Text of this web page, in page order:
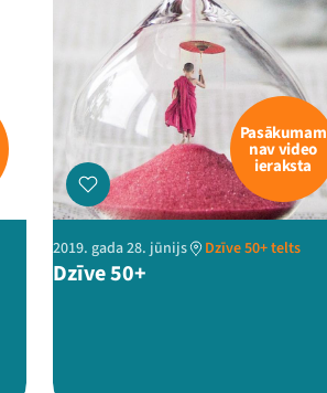
Pasākumam
nav video
ieraksta
2019. gada 28. jūnijs Dzīve 50+ telts
Dzīve 50+